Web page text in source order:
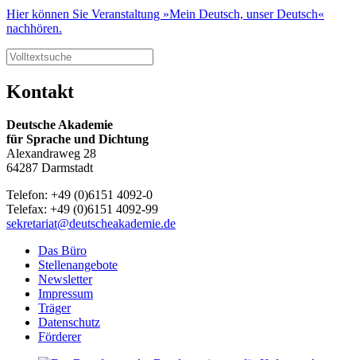
Hier können Sie Veranstaltung »Mein Deutsch, unser Deutsch«
nachhören.
Kontakt
Deutsche Akademie
für Sprache und Dichtung
Alexandraweg 28
64287 Darmstadt
Telefon: +49 (0)6151 4092-0
Telefax: +49 (0)6151 4092-99
sekretariat@deutscheakademie.de
Das Büro
Stellenangebote
Newsletter
Impressum
Träger
Datenschutz
Förderer